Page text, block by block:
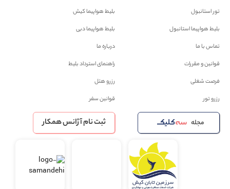
تور استانبول
بلیط هواپیما کیش
بلیط هواپیما استانبول
بلیط هواپیما دبی
تماس با ما
درباره ما
قوانین و مقررات
راهنمای استرداد بلیط
فرصت شغلی
رزرو هتل
رزرو تور
قوانین سفر
مجله ثبت نام آژانس همکار